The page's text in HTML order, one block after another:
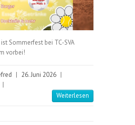
Sommerfest bei TC-SVA
vorbei!
| 26. Juni 2026 |
|
Weiterlesen